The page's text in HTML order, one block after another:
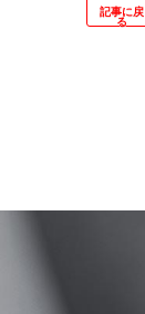
記事に戻
る